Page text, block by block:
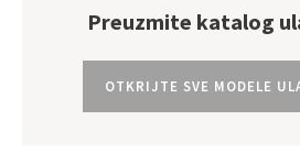
Preuzmite katalog
OTKRIJTE SVE MODELE